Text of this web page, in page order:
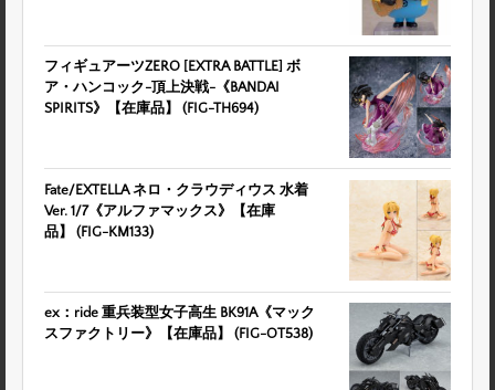
フィギュアーツZERO [EXTRA BATTLE] ボ
ア・ハンコック-頂上決戦-《BANDAI
SPIRITS》【在庫品】 (FIG-TH694)
Fate/EXTELLA ネロ・クラウディウス 水着
Ver. 1/7《アルファマックス》【在庫
品】 (FIG-KM133)
ex：ride 重兵装型女子高生 BK91A《マック
スファクトリー》【在庫品】 (FIG-OT538)